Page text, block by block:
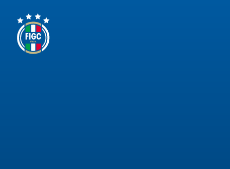
Whistleblowing